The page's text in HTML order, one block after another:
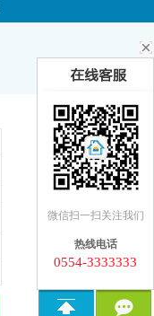
微信扫一扫关注我们
热线电话
0554-3333333